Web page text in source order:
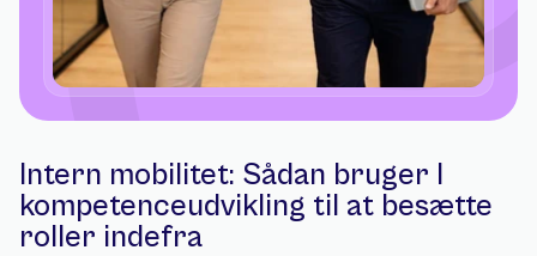
Intern mobilitet: Sådan bruger I
kompetenceudvikling til at besætte
roller indefra